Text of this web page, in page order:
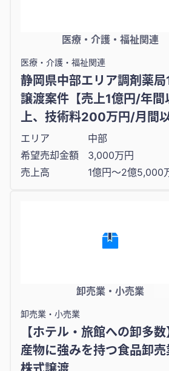
医療・介護・福祉関連
医療・介護・福祉関連
静岡県中部エリア調剤薬局
譲渡案件【売上1億円/年間
上、技術料200万円/月間以
エリア
中部
希望売却金額
3,000万円
売上高
1億円〜2億5,000
卸売業・小売業
卸売業・小売業
【ホテル・旅館への卸多
産物に強みを持つ⾷品卸売